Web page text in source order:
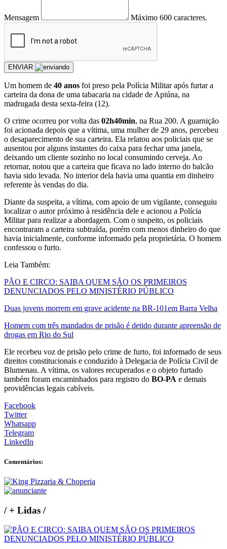
Mensagem Máximo 600 caracteres.
ENVIAR
Um homem de 40 anos foi preso pela Polícia Militar após furtar a
carteira da dona de uma tabacaria na cidade de Apiúna, na
madrugada desta sexta-feira (12).
O crime ocorreu por volta das 02h40min, na Rua 200. A guarnição
foi acionada depois que a vítima, uma mulher de 29 anos, percebeu
o desaparecimento de sua carteira. Ela relatou aos policiais que se
ausentou por alguns instantes do caixa para fechar uma janela,
deixando um cliente sozinho no local consumindo cerveja. Ao
retornar, notou que a carteira que ficava no lado interno do balcão
havia sido levada. No interior dela havia uma quantia em dinheiro
referente às vendas do dia.
Diante da suspeita, a vítima, com apoio de um vigilante, conseguiu
localizar o autor próximo à residência dele e acionou a Polícia
Militar para realizar a abordagem. Com o suspeito, os policiais
encontraram a carteira subtraída, porém com menos dinheiro do que
havia inicialmente, conforme informado pela proprietária. O homem
confessou o furto.
Leia Também:
PÃO E CIRCO: SAIBA QUEM SÃO OS PRIMEIROS
DENUNCIADOS PELO MINISTÉRIO PÚBLICO
Duas jovens morrem em grave acidente na BR-101em Barra Velha
Homem com três mandados de prisão é detido durante apreensão de
drogas em Rio do Sul
Ele recebeu voz de prisão pelo crime de furto, foi informado de seus
direitos constitucionais e conduzido à Delegacia de Polícia Civil de
Blumenau. A vítima, os valores recuperados e o objeto furtado
também foram encaminhados para registro do BO-PA e demais
providências legais cabíveis.
Facebook
Twitter
Whatsapp
Telegram
LinkedIn
Comentários:
/+ Lidas /